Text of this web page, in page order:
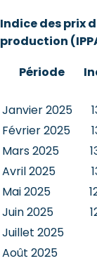
Indice des prix
production
Période
Janvier 2025
Février 2025
Mars 2025
Avril 2025
Mai 2025
Juin 2025
Juillet 2025
Août 2025